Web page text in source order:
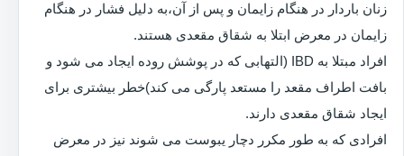
زنان باردار در هنگام زایمان و پس از آن،به دلیل فشار در هنگام
زایمان در معرض ابتلا به شقاق مقعدی هستند.
افراد مبتلا به IBD (التهابی که در پوشش روده ایجاد می شود و
بافت اطراف مقعد را مستعد پارگی می کند)خطر بیشتری برای
ایجاد شقاق مقعدی دارند.
افرادی که به طور مکرر دچار یبوست می شوند نیز در معرض